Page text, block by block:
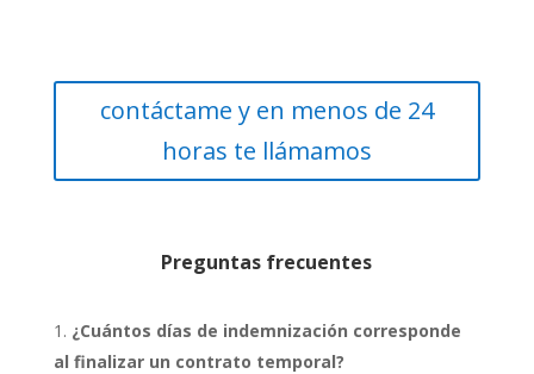
contáctame y en menos de 24
horas te llámamos
Preguntas frecuentes
¿Cuántos días de indemnización corresponde
al finalizar un contrato temporal?